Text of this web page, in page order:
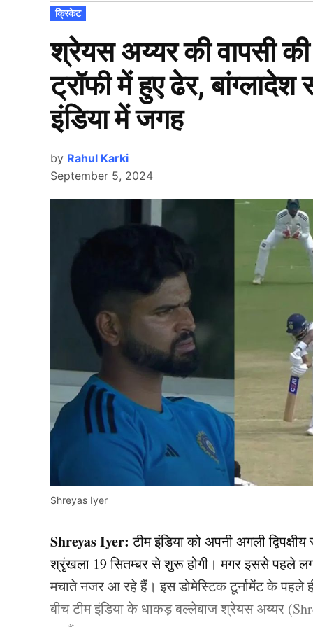
POSTED
IN
क्रिकेट
श्रेयस अय्यर की वापसी की
ट्रॉफी में हुए ढेर, बांग्लादेश
इंडिया में जगह
by Rahul Karki
September 5, 2024
Shreyas Iyer
Shreyas Iyer: टीम इंडिया को अपनी अगली
श्रृंखला 19 सितम्बर से शुरू होगी। मगर इससे पहले
मचाते नजर आ रहे हैं। इस डोमेस्टिक टूर्नामेंट के पहले
बीच टीम इंडिया के धाकड़ बल्लेबाज श्रेयस अय्यर